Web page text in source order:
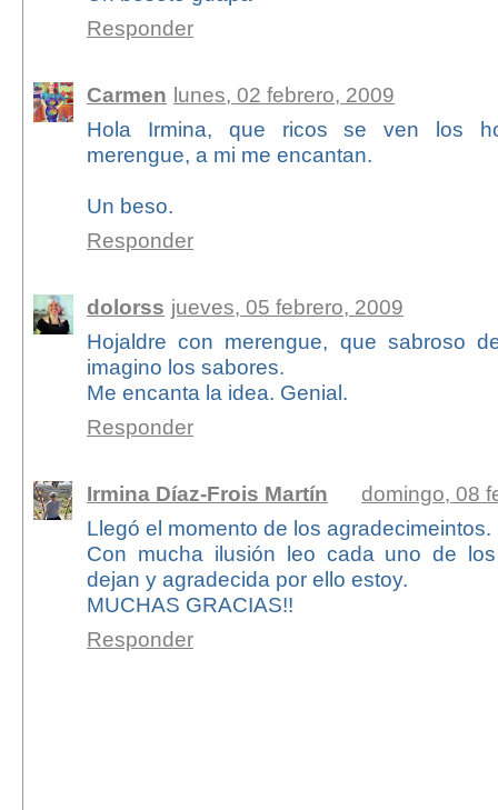
Responder
Carmen lunes, 02 febrero, 2009
Hola Irmina, que ricos se ven los
merengue, a mi me encantan.
Un beso.
Responder
dolorss jueves, 05 febrero, 2009
Hojaldre con merengue, que sabroso
imagino los sabores.
Me encanta la idea. Genial.
Responder
Irmina Díaz-Frois Martín
domingo, 08
Llegó el momento de los agradecimeintos.
Con mucha ilusión leo cada uno de
dejan y agradecida por ello estoy.
MUCHAS GRACIAS!!
Responder